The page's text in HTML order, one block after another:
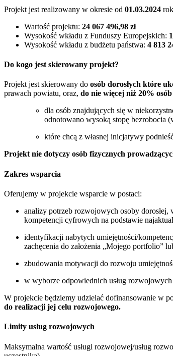
Projekt jest realizowany w okresie od 01.03.2024
Wartość projektu: 24 067 496,98 zł
Wysokość wkładu z Funduszy Europejskich:
Wysokość wkładu z budżetu państwa: 4 813
Do kogo jest skierowany projekt?
Projekt jest skierowany do osób dorosłych które
prawach powiatu, oraz, do nie więcej niż 20%
dla osób znajdujących się w
odnotowano wysoką stopę bezrobocia
które chcą z własnej inicjatywy
Projekt nie dotyczy osób fizycznych
Zakres wsparcia
Oferujemy w projekcie wsparcie w postaci:
analizy potrzeb rozwojowych osoby
kompetencji cyfrowych na podstawie
identyfikacji nabytych umiejętności/
zachęcenia do założenia „Mojego portfolio”
zbudowania motywacji do rozwoju
w wyborze odpowiednich usług
W projekcie będziemy udzielać dofinansowanie w
do realizacji jej celu rozwojowego.
Limity usług rozwojowych
Maksymalna wartość usługi rozwojowej/usług